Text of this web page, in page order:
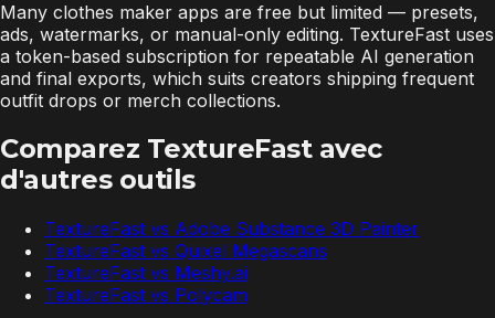
Many clothes maker apps are free but limited — presets,
ads, watermarks, or manual-only editing. TextureFast uses
a token-based subscription for repeatable AI generation
and final exports, which suits creators shipping frequent
outfit drops or merch collections.
Comparez TextureFast avec
d'autres outils
TextureFast vs Adobe Substance 3D Painter
TextureFast vs Quixel Megascans
TextureFast vs Meshy.ai
TextureFast vs Polycam